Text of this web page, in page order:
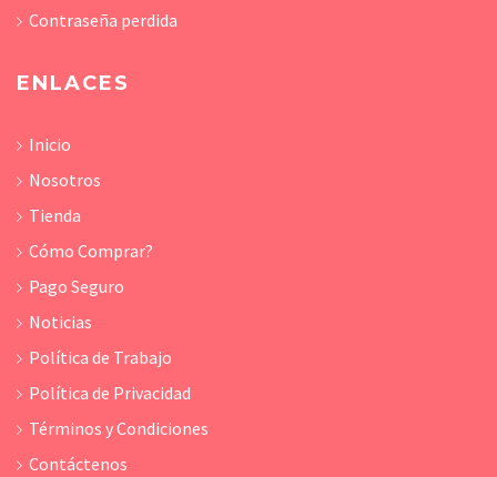
Contraseña perdida
ENLACES
Inicio
Nosotros
Tienda
Cómo Comprar?
Pago Seguro
Noticias
Política de Trabajo
Política de Privacidad
Términos y Condiciones
Contáctenos